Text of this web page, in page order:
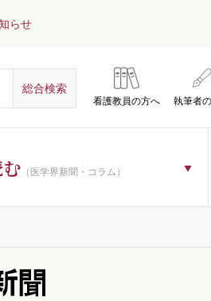
らせ
看護教員の方へ 執筆者
（医学界新聞・コラム）